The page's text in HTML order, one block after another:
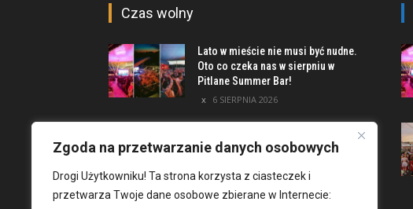
Zgoda na przetwarzanie danych osobowych
Drogi Użytkowniku! Ta strona korzysta z ciasteczek i
przetwarza Twoje dane osobowe zbierane w Internecie:
Czas wolny
Lato w mieście nie musi być nudne.
Oto co czeka nas w sierpniu w
Pitlane Summer Bar!
6 SIERPNIA 2026
Mieszkania i Lofty podczas eventu
w Marinie Kleczków
5 SIERPNIA 2026